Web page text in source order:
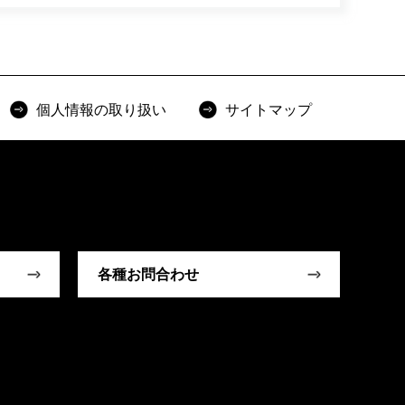
個人情報の取り扱い サイトマップ
各種お問合わせ